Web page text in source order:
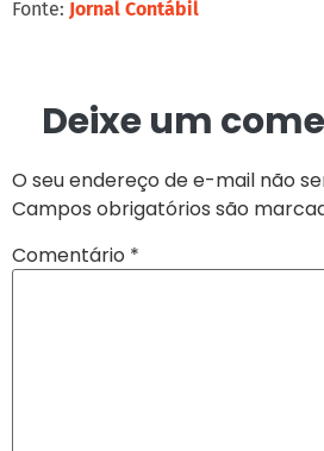
Fonte: Jornal Contábil
Deixe um
O seu endereço de e-mail não
Campos obrigatórios são
Comentário *